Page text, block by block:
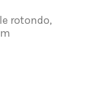
rotondo,